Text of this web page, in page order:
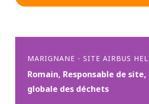
MARIGNANE - SITE AIRBUS
Romain, Responsable de
globale des déchets